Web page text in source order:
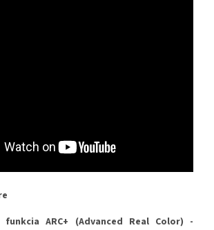
funkcia ARC+ (Advanced Real Color) -